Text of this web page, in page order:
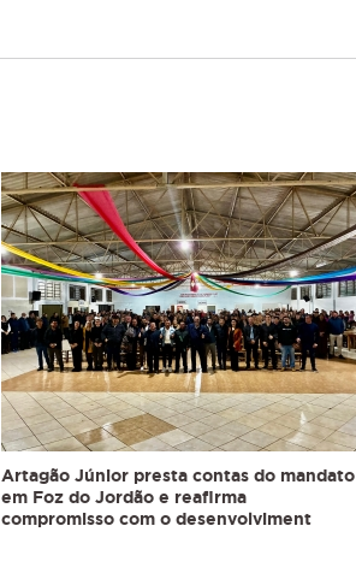
Artagão Júnior presta contas do mandato
em Foz do Jordão e reafirma
compromisso com o desenvolviment